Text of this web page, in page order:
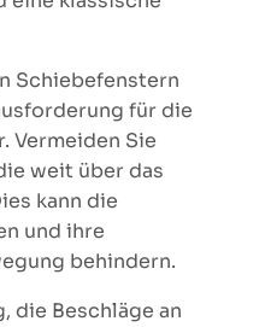
Schiebefenstern
für die
Vermeiden Sie
weit über das
kann die
und ihre
behindern.
die Beschläge an